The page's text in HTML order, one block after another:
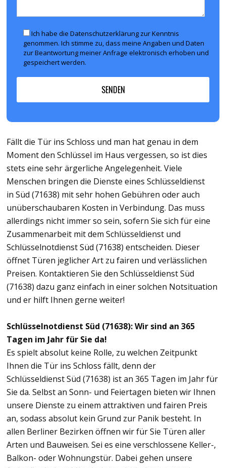
Ich habe die Datenschutzerklärung zur Kenntnis
genommen. Ich stimme zu, dass meine Angaben und Daten
zur Beantwortung meiner Anfrage elektronisch erhoben und
gespeichert werden.
Fällt die Tür ins Schloss und man hat genau in dem
Moment den Schlüssel im Haus vergessen, so ist dies
stets eine sehr ärgerliche Angelegenheit. Viele
Menschen bringen die Dienste eines Schlüsseldienst
in Süd (71638) mit sehr hohen Gebühren oder auch
unüberschaubaren Kosten in Verbindung. Das muss
allerdings nicht immer so sein, sofern Sie sich für eine
Zusammenarbeit mit dem Schlüsseldienst und
Schlüsselnotdienst Süd (71638) entscheiden. Dieser
öffnet Türen jeglicher Art zu fairen und verlässlichen
Preisen. Kontaktieren Sie den Schlüsseldienst Süd
(71638) dazu ganz einfach in einer solchen Notsituation
und er hilft Ihnen gerne weiter!
Schlüsselnotdienst Süd (71638): Wir sind an 365
Tagen im Jahr für Sie da!
Es spielt absolut keine Rolle, zu welchen Zeitpunkt
Ihnen die Tür ins Schloss fällt, denn der
Schlüsseldienst Süd (71638) ist an 365 Tagen im Jahr für
Sie da. Selbst an Sonn- und Feiertagen bieten wir Ihnen
unsere Dienste zu einem attraktiven und fairen Preis
an, sodass absolut kein Grund zur Panik besteht. In
allen Berliner Bezirken öffnen wir für Sie Türen aller
Arten und Bauweisen. Sei es eine verschlossene Keller-,
Balkon- oder Wohnungstür. Dabei gehen unsere